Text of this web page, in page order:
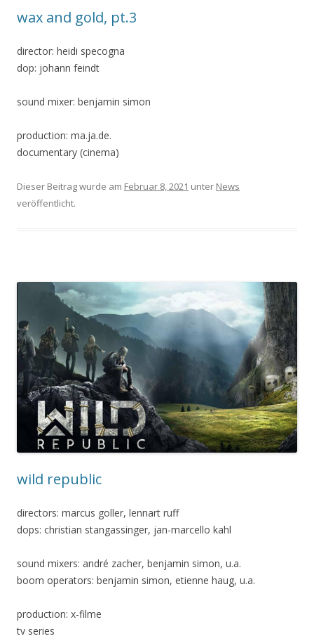
wax and gold, pt.3
director: heidi specogna
dop: johann feindt
sound mixer: benjamin simon
production: ma.ja.de.
documentary (cinema)
Dieser Beitrag wurde am Februar 8, 2021 unter News
veröffentlicht.
wild republic
directors: marcus goller, lennart ruff
dops: christian stangassinger, jan-marcello kahl
sound mixers: andré zacher, benjamin simon, u.a.
boom operators: benjamin simon, etienne haug, u.a.
production: x-filme
tv series